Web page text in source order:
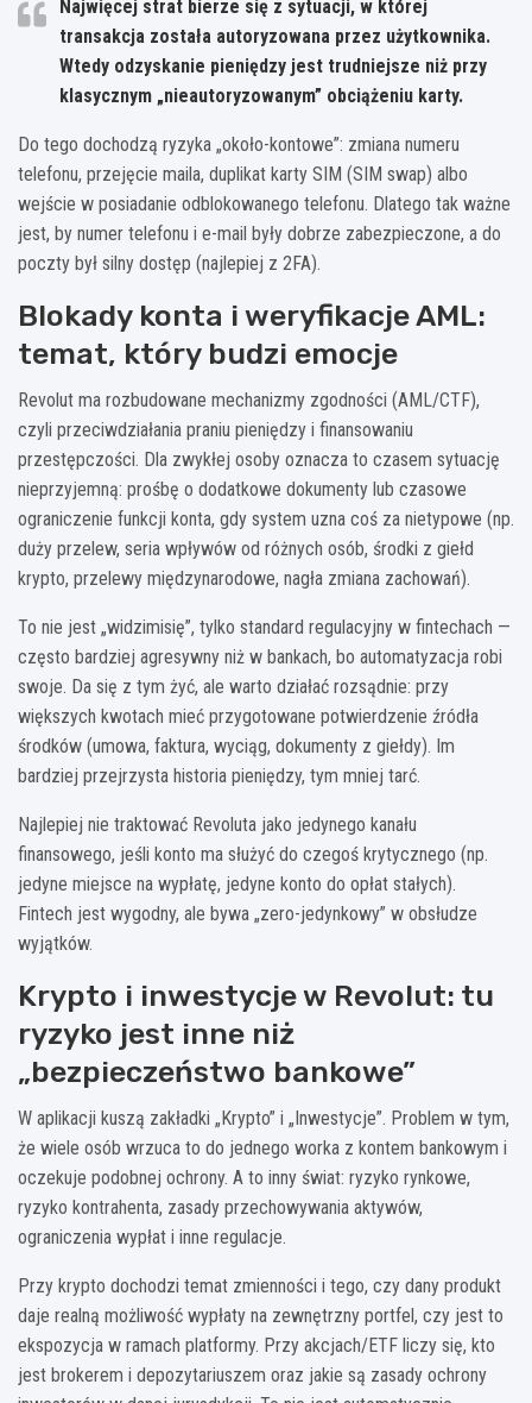
Najwięcej strat bierze się z sytuacji, w której
transakcja została autoryzowana przez użytkownika.
Wtedy odzyskanie pieniędzy jest trudniejsze niż przy
klasycznym „nieautoryzowanym” obciążeniu karty.
Do tego dochodzą ryzyka „około-kontowe”: zmiana numeru
telefonu, przejęcie maila, duplikat karty SIM (SIM swap) albo
wejście w posiadanie odblokowanego telefonu. Dlatego tak ważne
jest, by numer telefonu i e-mail były dobrze zabezpieczone, a do
poczty był silny dostęp (najlepiej z 2FA).
Blokady konta i weryfikacje AML:
temat, który budzi emocje
Revolut ma rozbudowane mechanizmy zgodności (AML/CTF),
czyli przeciwdziałania praniu pieniędzy i finansowaniu
przestępczości. Dla zwykłej osoby oznacza to czasem sytuację
nieprzyjemną: prośbę o dodatkowe dokumenty lub czasowe
ograniczenie funkcji konta, gdy system uzna coś za nietypowe (np.
duży przelew, seria wpływów od różnych osób, środki z giełd
krypto, przelewy międzynarodowe, nagła zmiana zachowań).
To nie jest „widzimisię”, tylko standard regulacyjny w fintechach —
często bardziej agresywny niż w bankach, bo automatyzacja robi
swoje. Da się z tym żyć, ale warto działać rozsądnie: przy
większych kwotach mieć przygotowane potwierdzenie źródła
środków (umowa, faktura, wyciąg, dokumenty z giełdy). Im
bardziej przejrzysta historia pieniędzy, tym mniej tarć.
Najlepiej nie traktować Revoluta jako jedynego kanału
finansowego, jeśli konto ma służyć do czegoś krytycznego (np.
jedyne miejsce na wypłatę, jedyne konto do opłat stałych).
Fintech jest wygodny, ale bywa „zero-jedynkowy” w obsłudze
wyjątków.
Krypto i inwestycje w Revolut: tu
ryzyko jest inne niż
„bezpieczeństwo bankowe”
W aplikacji kuszą zakładki „Krypto” i „Inwestycje”. Problem w tym,
że wiele osób wrzuca to do jednego worka z kontem bankowym i
oczekuje podobnej ochrony. A to inny świat: ryzyko rynkowe,
ryzyko kontrahenta, zasady przechowywania aktywów,
ograniczenia wypłat i inne regulacje.
Przy krypto dochodzi temat zmienności i tego, czy dany produkt
daje realną możliwość wypłaty na zewnętrzny portfel, czy jest to
ekspozycja w ramach platformy. Przy akcjach/ETF liczy się, kto
jest brokerem i depozytariuszem oraz jakie są zasady ochrony